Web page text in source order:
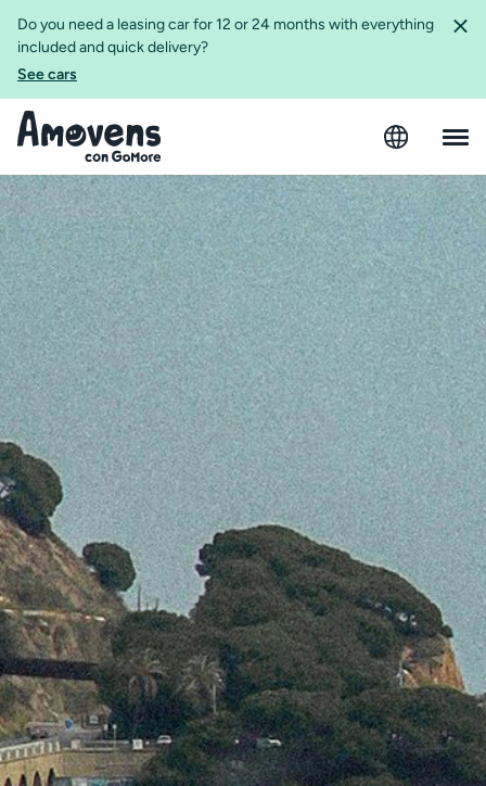
Do you need a leasing car for 12 or 24 months with everything
included and quick delivery?
See cars